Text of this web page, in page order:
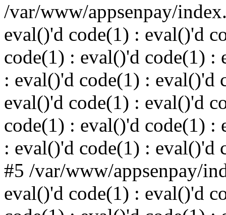
/var/www/appsenpay/
eval()'d code(1) : eval()'d
code(1) : eval()'d code(1) :
: eval()'d code(1) : eval()'d
eval()'d code(1) : eval()'d
code(1) : eval()'d code(1) :
: eval()'d code(1) : eval()'d
#5 /var/www/appsenpay/
eval()'d code(1) : eval()'d